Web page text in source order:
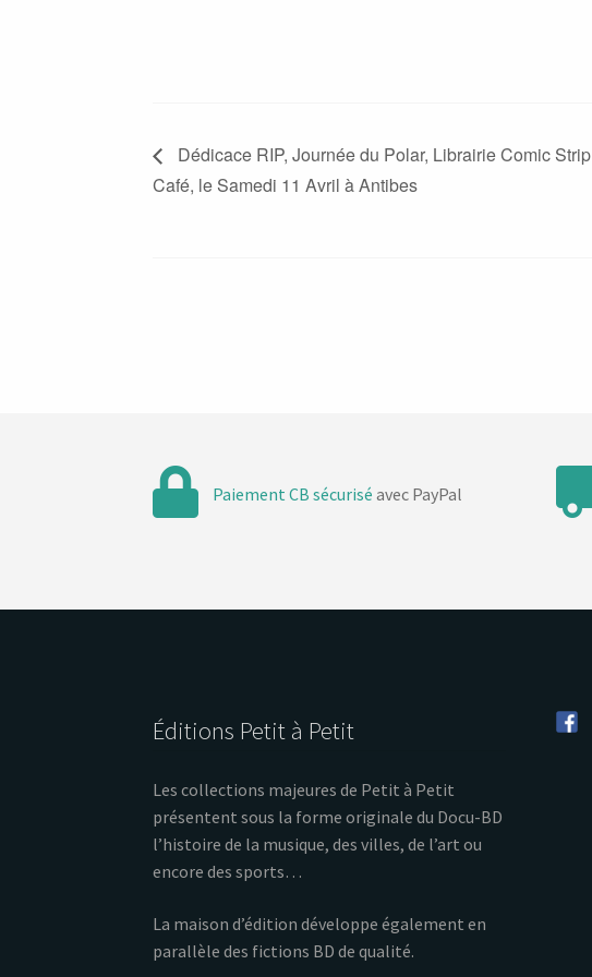
Dédicace RIP, Journée du Polar, Librairie Comic Strip
Café, le Samedi 11 Avril à Antibes
Paiement CB sécurisé avec PayPal
Éditions Petit à Petit
Les collections majeures de Petit à Petit
présentent sous la forme originale du Docu-BD
l’histoire de la musique, des villes, de l’art ou
encore des sports…
La maison d’édition développe également en
parallèle des fictions BD de qualité.